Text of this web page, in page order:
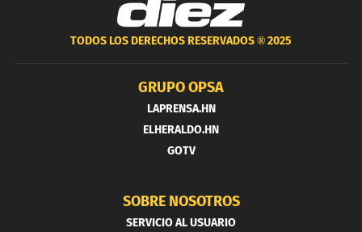
TODOS LOS DERECHOS RESERVADOS ®2025
GRUPO OPSA
LAPRENSA.HN
ELHERALDO.HN
GOTV
SOBRE NOSOTROS
SERVICIO AL USUARIO